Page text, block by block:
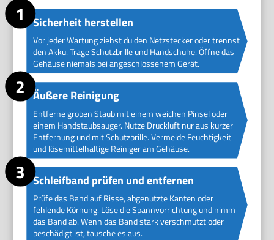
Sicherheit herstellen
Vor jeder Wartung ziehst du den Netzstecker oder trennst
den Akku. Trage Schutzbrille und Handschuhe. Öffne das
Gehäuse niemals bei angeschlossenem Gerät.
Äußere Reinigung
Entferne groben Staub mit einem weichen Pinsel oder
einem Handstaubsauger. Nutze Druckluft nur aus kurzer
Entfernung und mit Schutzbrille. Vermeide Feuchtigkeit
und lösemittelhaltige Reiniger am Gehäuse.
Schleifband prüfen und entfernen
Prüfe das Band auf Risse, abgenutzte Kanten oder
fehlende Körnung. Löse die Spannvorrichtung und nimm
das Band ab. Wenn das Band stark verschmutzt oder
beschädigt ist, tausche es aus.